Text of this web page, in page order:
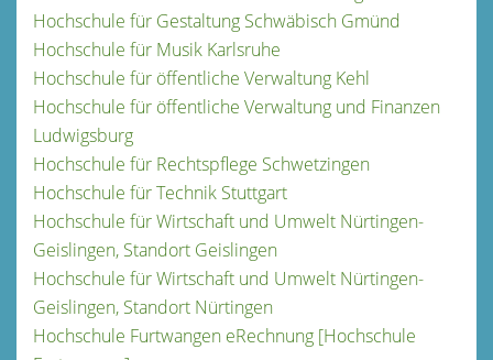
Hochschule für Gestaltung Schwäbisch Gmünd
Hochschule für Musik Karlsruhe
Hochschule für öffentliche Verwaltung Kehl
Hochschule für öffentliche Verwaltung und Finanzen
Ludwigsburg
Hochschule für Rechtspflege Schwetzingen
Hochschule für Technik Stuttgart
Hochschule für Wirtschaft und Umwelt Nürtingen-
Geislingen, Standort Geislingen
Hochschule für Wirtschaft und Umwelt Nürtingen-
Geislingen, Standort Nürtingen
Hochschule Furtwangen eRechnung [Hochschule